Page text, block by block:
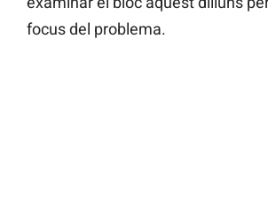
focus del problema.